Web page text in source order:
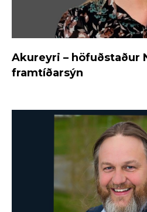
Akureyri – höfuðstaður
framtíðarsýn